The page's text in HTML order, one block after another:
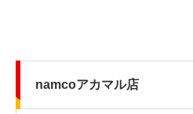
namcoアカマル店